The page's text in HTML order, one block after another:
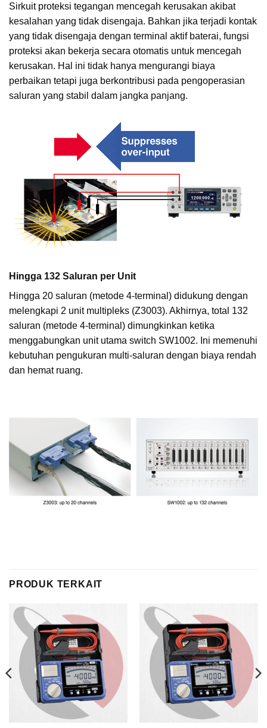
Sirkuit proteksi tegangan mencegah kerusakan akibat
kesalahan yang tidak disengaja. Bahkan jika terjadi kontak
yang tidak disengaja dengan terminal aktif baterai, fungsi
proteksi akan bekerja secara otomatis untuk mencegah
kerusakan. Hal ini tidak hanya mengurangi biaya
perbaikan tetapi juga berkontribusi pada pengoperasian
saluran yang stabil dalam jangka panjang.
Hingga 132 Saluran per Unit
Hingga 20 saluran (metode 4-terminal) didukung dengan
melengkapi 2 unit multipleks (Z3003). Akhirnya, total 132
saluran (metode 4-terminal) dimungkinkan ketika
menggabungkan unit utama switch SW1002. Ini memenuhi
kebutuhan pengukuran multi-saluran dengan biaya rendah
dan hemat ruang.
PRODUK TERKAIT